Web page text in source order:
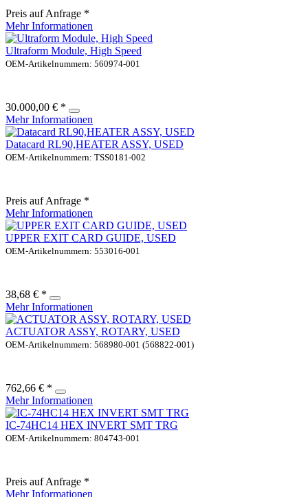
Preis auf Anfrage *
Mehr Informationen
Ultraform Module, High Speed
OEM-Artikelnummern: 560974-001
30.000,00 € *
Mehr Informationen
Datacard RL90,HEATER ASSY, USED
OEM-Artikelnummern: TSS0181-002
Preis auf Anfrage *
Mehr Informationen
UPPER EXIT CARD GUIDE, USED
OEM-Artikelnummern: 553016-001
38,68 € *
Mehr Informationen
ACTUATOR ASSY, ROTARY, USED
OEM-Artikelnummern: 568980-001 (568822-001)
762,66 € *
Mehr Informationen
IC-74HC14 HEX INVERT SMT TRG
OEM-Artikelnummern: 804743-001
Preis auf Anfrage *
Mehr Informationen